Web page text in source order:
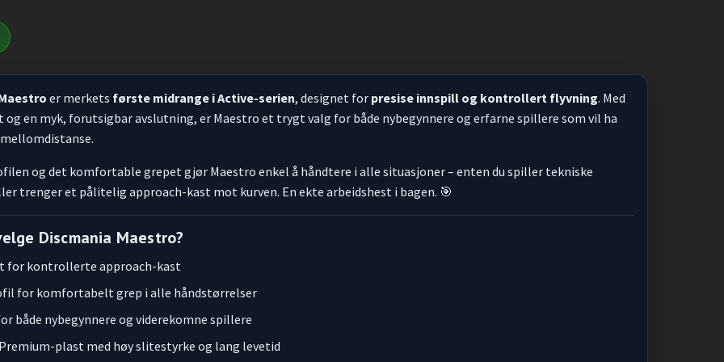
er merkets første midrange i Active-serien, designet for presise innspill og kontrollert flyvning. Med
en myk, forutsigbar avslutning, er Maestro et trygt valg for både nybegynnere og erfarne spillere som vil ha
og det komfortable grepet gjør Maestro enkel å håndtere i alle situasjoner – enten du spiller tekniske
trenger et pålitelig approach-kast mot kurven. En ekte arbeidshest i bagen. 🎯
Discmania Maestro?
for kontrollerte approach-kast
for komfortabelt grep i alle håndstørrelser
både nybegynnere og viderekomne spillere
plast med høy slitestyrke og lang levetid